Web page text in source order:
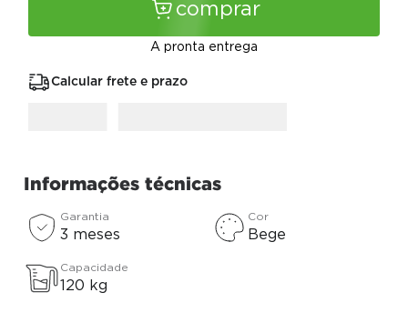
comprar
A pronta entrega
Calcular frete e prazo
Informações técnicas
Garantia
3 meses
Cor
Bege
Capacidade
120 kg